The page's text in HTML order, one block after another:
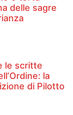
delle sagre
le scritte
la
di Pilotto